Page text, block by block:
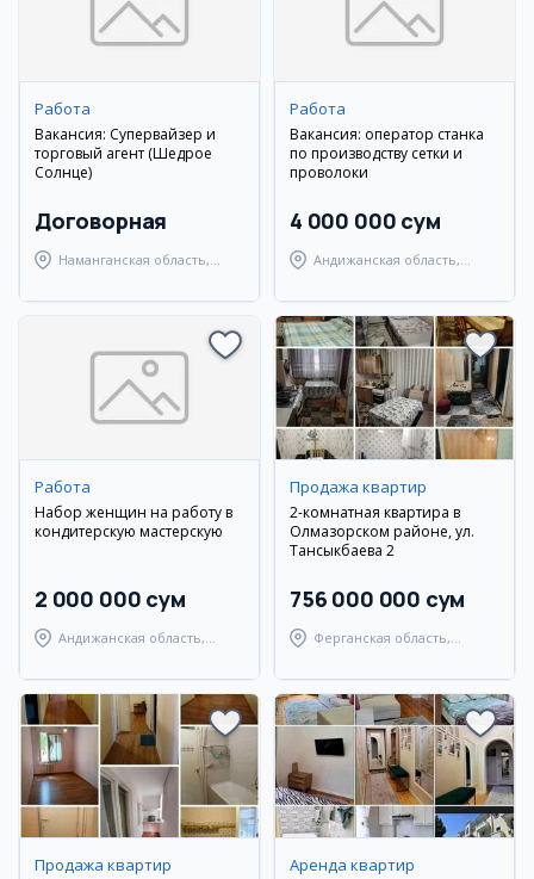
Работа
Вакансия: Супервайзер и
торговый агент (Шедрое
Солнце)
Договорная
Наманганская область,
Работа
Вакансия: оператор станка
по производству сетки и
проволоки
4 000 000 сум
Андижанская область,
Работа
Набор женщин на работу в
кондитерскую мастерскую
2 000 000 сум
Андижанская область,
Продажа квартир
2-комнатная квартира в
Олмазорском районе, ул.
Тансыкбаева 2
756 000 000 сум
Ферганская область,
Продажа квартир Аренда квартир